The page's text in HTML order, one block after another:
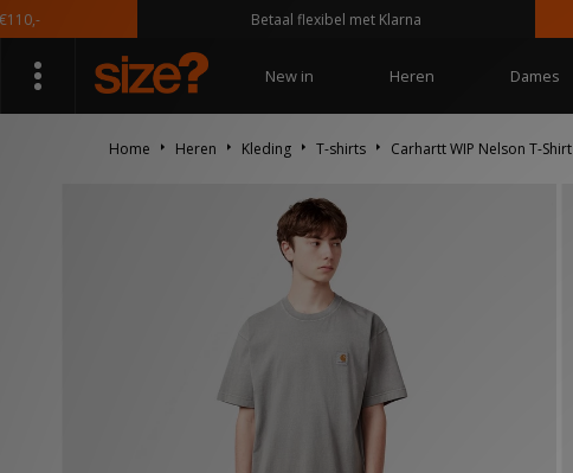
Betaal flexibel met Klarna
New in Heren Dames
Home Heren Kleding T-shirts Carhartt WIP Nelson T-Shirt